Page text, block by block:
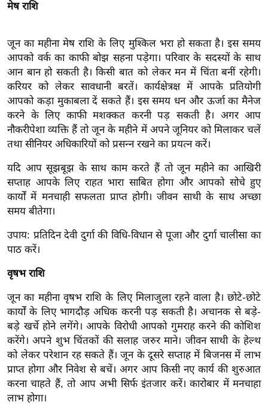
मि
ल
श
ख्सि
य
त
यं
ग
डि
या
सा
त्य
ज
ऑ
टो
व
र्ल्ड
न्यू
ज
ब्री
मेष राशि
जून का महीना मेष राशि के लिए मुश्किल भरा हो सकता है। इस समय
आपको वर्क का काफी बोझ सहना पड़ेगा। परिवार के सदस्यों के साथ
आन बान हो सकती है। किसी बात को लेकर मन में चिंता बनीं रहेगी।
करियर को लेकर सावधानी बरतें। कार्यक्षेत्रक्ष में आपके प्रतियोगी
आपको कड़ा मुकाबला दें सकते हैं। इस समय धन और ऊर्जा का मैनेज
करने के लिए काफी मशक्कत करनी पड़ सकती है। अगर आप
नौकरीपेशा व्यक्ति हैं तो जून के महीने में अपने जूनियर को मिलाकर चलें
तथा सीनियर अधिकारियों को प्रसन्न रखने का प्रयत्न करें।
यदि आप सूझबूझ के साथ काम करते हैं तो जून महीने का आखिरी
सप्ताह आपके लिए राहत भारा साबित होगा और आपको सोचे हुए
कार्यों में मनचाही सफलता प्राप्त होगी। जीवन साथी के साथ अच्छा
समय बीतेगा।
उपाय: प्रतिदिन देवी दुर्गा की विधि-विधान से पूजा और दुर्गा चालीसा का
पाठ करें।
वृषभ राशि
जून का महीना वृषभ राशि के लिए मिलाजुला रहने वाला है। छोटे-छोटे
कार्यों के लिए भागदौड़ अधिक करनी पड़ सकती है। अचानक से बड़े-
बड़े खर्चे होने लगेंगे। आपके विरोधी आपको गुमराह करने की कोशिश
करेंगे। अपने शुभ चिंतकों की सलाह जरुर माने। जीवन साथी के हेल्थ
को लेकर परेशान रह सकते हैं। जून के दूसरे सप्ताह में बिजनस में लाभ
प्राप्त होगा और निवेश से बचें। अगर आप किसी नए कार्य की शुरुआत
करना चाहते हैं, तो आप अभी सिर्फ इंतजार करें। कारोबार में मनचाहा
लाभ होगा।